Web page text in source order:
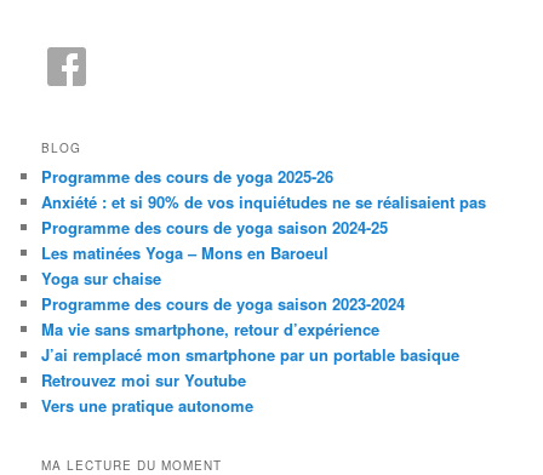
BLOG
Programme des cours de yoga 2025-26
Anxiété : et si 90% de vos inquiétudes ne se réalisaient pas
Programme des cours de yoga saison 2024-25
Les matinées Yoga – Mons en Baroeul
Yoga sur chaise
Programme des cours de yoga saison 2023-2024
Ma vie sans smartphone, retour d’expérience
J’ai remplacé mon smartphone par un portable basique
Retrouvez moi sur Youtube
Vers une pratique autonome
MA LECTURE DU MOMENT